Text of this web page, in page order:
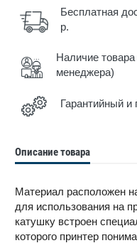
Бесплатная
р.
Наличие
менеджера)
Гарантийный и
Описание товара
Материал расположен
для использования на
катушку встроен
которого принтер